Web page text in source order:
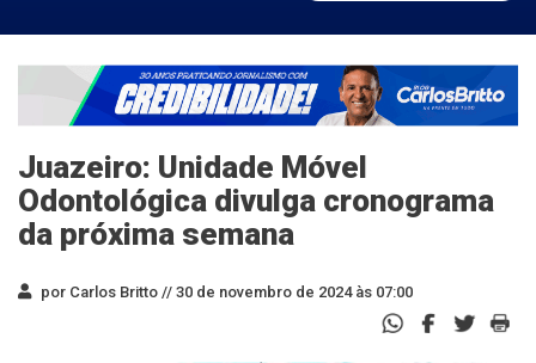
Juazeiro: Unidade Móvel
Odontológica divulga cronograma
da próxima semana
por Carlos Britto // 30 de novembro de 2024 às 07:00